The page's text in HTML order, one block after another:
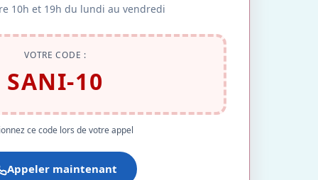
10h et 19h du lundi au vendredi
VOTRE CODE :
SANI-10
ce code lors de votre appel
Appeler maintenant